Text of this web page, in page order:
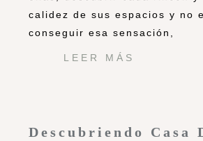
calidez de sus espacios y no
conseguir esa sensación,
LEER MÁS
Descubriendo Casa